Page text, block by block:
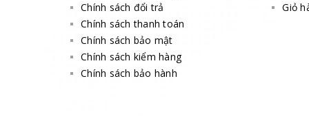
Chính sách đổi trả
Chính sách thanh toán
Chính sách bảo mật
Chính sách kiểm hàng
Chính sách bảo hành
Giỏ